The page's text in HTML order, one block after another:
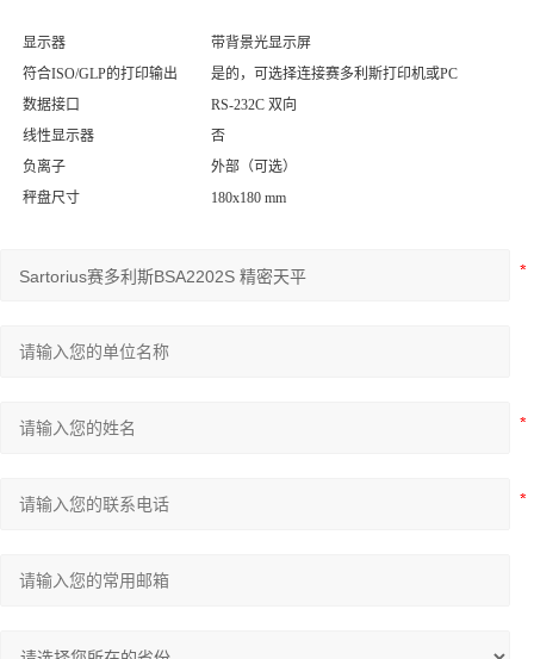
显示器
带背景光显示屏
符合ISO/GLP的打印输出
是的，可选择连接赛多利斯打印机或PC
数据接口
RS-232C 双向
线性显示器
否
负离子
外部（可选）
秤盘尺寸
180x180 mm